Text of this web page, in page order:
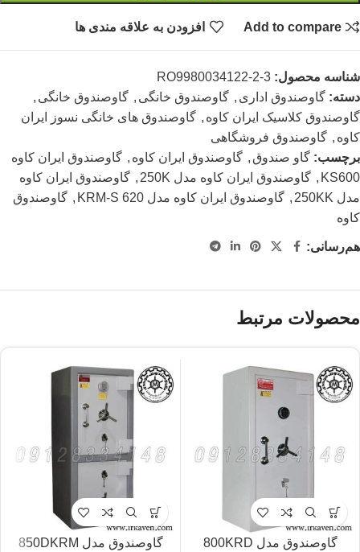
Add to compare افزودن به علاقه مندی ها
شناسه محصول: RO9980034122-2-3
دسته: گاوصندوق اداری , گاوصندوق خانگی , گاوصندوق خانگی ,
گاوصندوق کلاسیک ایران کاوه , گاوصندوق های خانگی نسوز ایران
کاوه , گاوصندوق فروشگاهی
برچسب: گاو صندوق , گاوصندوق ایران کاوه , گاوصندوق ایران کاوه
KS600
, گاوصندوق ایران کاوه مدل 250K , گاوصندوق ایران کاوه
مدل 250KK
, گاوصندوق ایران کاوه مدل 620 KRM-S , گاوصندوق
کاوه
هم‌رسانی:
محصولات مرتبط
گاوصندوق مدل 800KRD گاوصندوق مدل 850DKRM